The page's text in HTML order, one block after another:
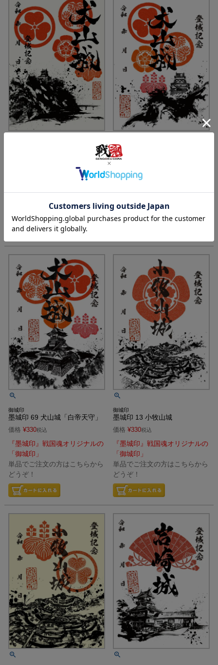
「御城印」
単品でご注文の方はこちらから
どうぞ！
御城印
墨城印 48 犬山城「尾張白帝」
価格 ¥ 330
「御城印」
単品でご注文の方はこちらから
どうぞ！
御城印
墨城印 69 犬山城「白帝天守」
価格 ¥330税込
『墨城印』戦国魂オリジナルの
「御城印」
単品でご注文の方はこちらから
どうぞ！
御城印
墨城印 13 小牧山城
価格 ¥330税込
『墨城印』戦国魂オリジナルの
「御城印」
単品でご注文の方はこちらから
どうぞ！